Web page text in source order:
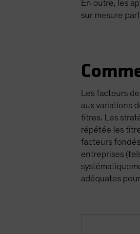
En outre, les
sur mesure
Les facteurs
aux variations
titres. Les
répétée les
facteurs
entreprises
adéquates